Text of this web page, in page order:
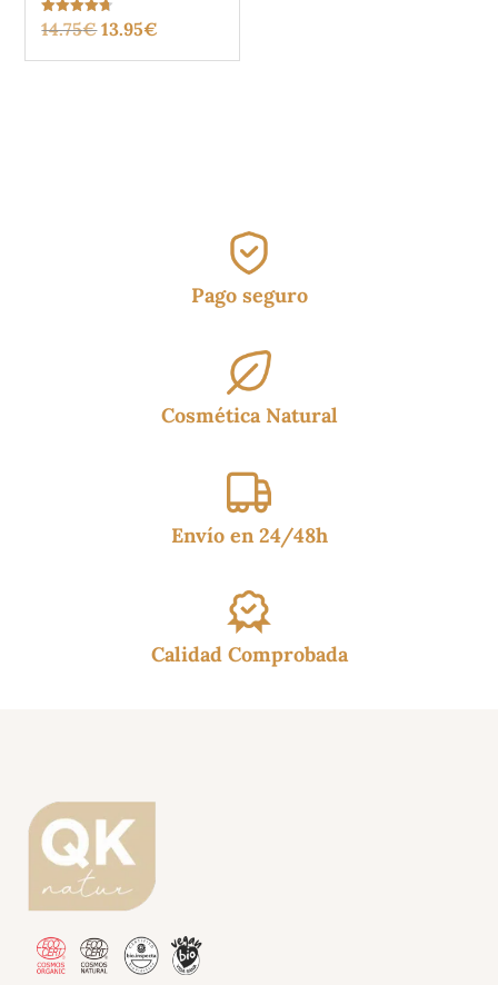
Valorado
con
de 5
14.75€El
precio
13.95€
precio
Pago seguro
Cosmética Natural
Envío en 24/48h
Calidad Comprobada